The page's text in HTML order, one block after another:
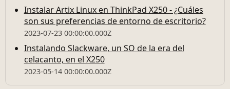
Instalar Artix Linux en ThinkPad X250 - ¿Cuáles
son sus preferencias de entorno de escritorio?
2023-07-23 00:00:00.000Z
Instalando Slackware, un SO de la era del
celacanto, en el X250
2023-05-14 00:00:00.000Z